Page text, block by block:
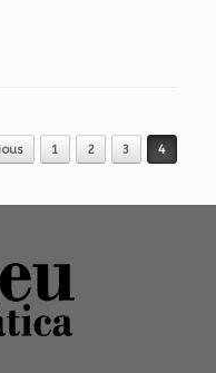
1 2 3 4